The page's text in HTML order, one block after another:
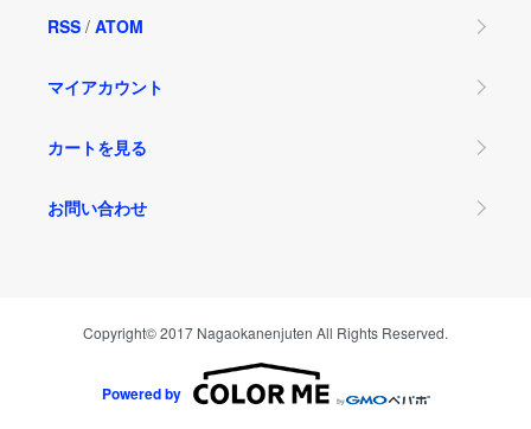
RSS / ATOM
マイアカウント
カートを見る
お問い合わせ
Copyright© 2017 Nagaokanenjuten All Rights Reserved.
Powered by